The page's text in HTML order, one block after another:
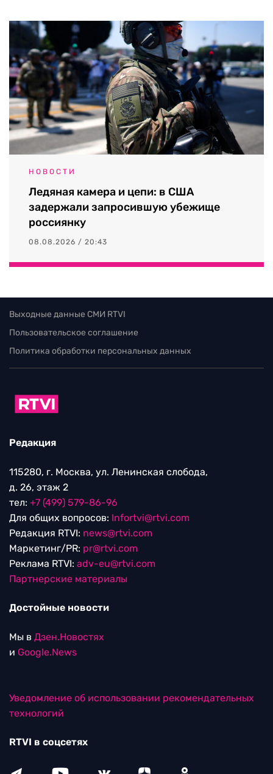
НОВОСТИ
Ледяная камера и цепи: в США
задержали запросившую убежище
россиянку
08.08.2026 / 20:43
Выходные данные СМИ RTVI
Пользовательское соглашение
Политика обработки персональных данных
Редакция
115280, г. Москва, ул. Ленинская слобода,
д. 26, этаж 2
тел: +7 (499) 579-86-96
Для общих вопросов: Infortvi@rtvi.com
Редакция RTVI: news@rtvi.com
Маркетинг/PR: pr@rtvi.com
Реклама RTVI: adv-eu@rtvi.com
Партнерские материалы
Достойные новости
Мы в Дзен.Новостях
и Google.News
Уведомление об использовании рекомендательных
технологий
RTVI в соцсетях